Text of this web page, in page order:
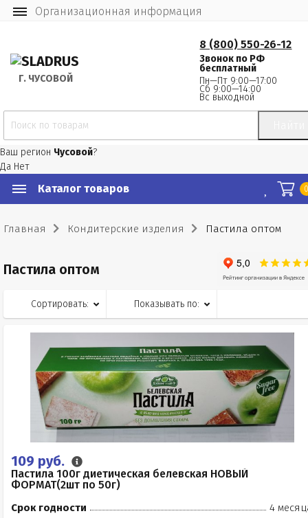
Организационная информация
Г. ЧУСОВОЙ
8 (800) 550-26-12
Звонок по РФ
бесплатный
Пн—Пт 9:00—17:00
Сб 9:00—14:00
Вс выходной
Ваш регион Чусовой?
Да Нет
Каталог товаров
Главная Кондитерские изделия Пастила оптом
Пастила оптом
Сортировать: Показывать по:
109 руб.
Пастила 100г диетическая белевская НОВЫЙ
ФОРМАТ(2шт по 50г)
Срок годности
4